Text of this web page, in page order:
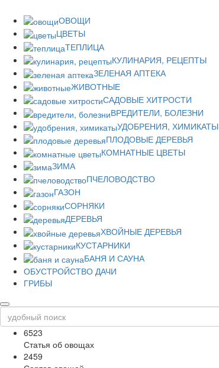
ОВОЩИ
ЦВЕТЫ
ТЕПЛИЦА
КУЛИНАРИЯ, РЕЦЕПТЫ
ЗЕЛЕНАЯ АПТЕКА
ЖИВОТНЫЕ
САДОВЫЕ ХИТРОСТИ
ВРЕДИТЕЛИ, БОЛЕЗНИ
УДОБРЕНИЯ, ХИМИКАТЫ
ПЛОДОВЫЕ ДЕРЕВЬЯ
КОМНАТНЫЕ ЦВЕТЫ
ЗИМА
ПЧЕЛОВОДСТВО
ГАЗОН
СОРНЯКИ
ДЕРЕВЬЯ
ХВОЙНЫЕ ДЕРЕВЬЯ
КУСТАРНИКИ
БАНЯ И САУНА
ОБУСТРОЙСТВО ДАЧИ
ГРИБЫ
6523
Статья об овощах
2459